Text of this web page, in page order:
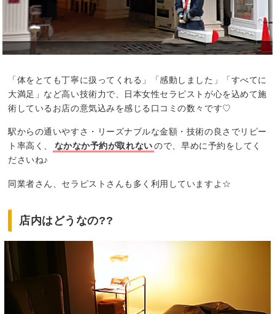
「体をとても丁寧に扱ってくれる」「感動しました」「すべてに
大満足」など高い技術力で、日本女性セラピストが心を込めて施
術しているお店の意気込みを感じる口コミの数々です♡
駅からの通いやすさ・リーズナブルな金額・技術の良さでリピー
ト率高く、
なかなか予約が取れない ので、早めに予約をしてく
ださいね♪
同業者さん、セラピストさんも多く利用していますよ☆
店内はどうなの??